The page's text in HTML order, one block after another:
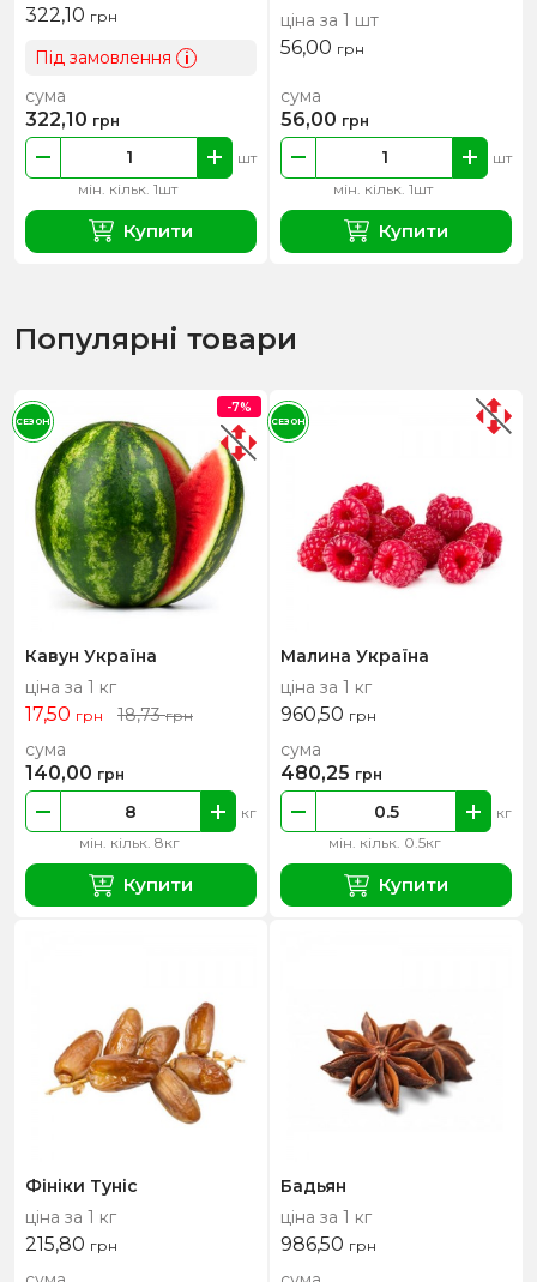
322,10 грн
Під замовлення i
мін. кільк. 1шт
шт
сума
322,10 грн
Купити
ціна за 1 шт
56,00 грн
мін. кільк. 1шт
шт
сума
56,00 грн
Купити
Популярні товари
Кавун Україна
ціна за 1 кг
17,50 грн 18,73грн
мін. кільк. 8кг
кг
сума
140,00 грн
Купити
-7%
СЕЗОН
Малина Україна
ціна за 1 кг
960,50 грн
мін. кільк. 0.5кг
кг
сума
480,25 грн
Купити
СЕЗОН
Фініки Туніс
ціна за 1 кг
215,80 грн
Бадьян
ціна за 1 кг
986,50 грн